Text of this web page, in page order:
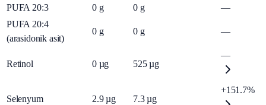
PUFA 20:3
0 g 0 g
—
PUFA 20:4
(arasidonik asit)
0 g 0 g —
Retinol 0 µg 525 µg
—
Selenyum 2.9 µg 7.3 µg
+151.7%